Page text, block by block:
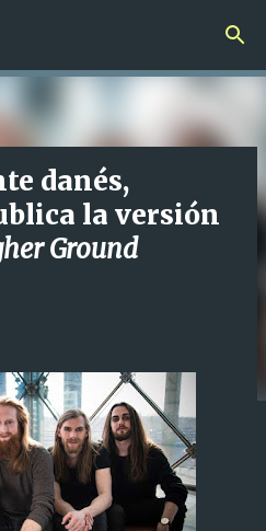
principal
danés,
la versión
Ground